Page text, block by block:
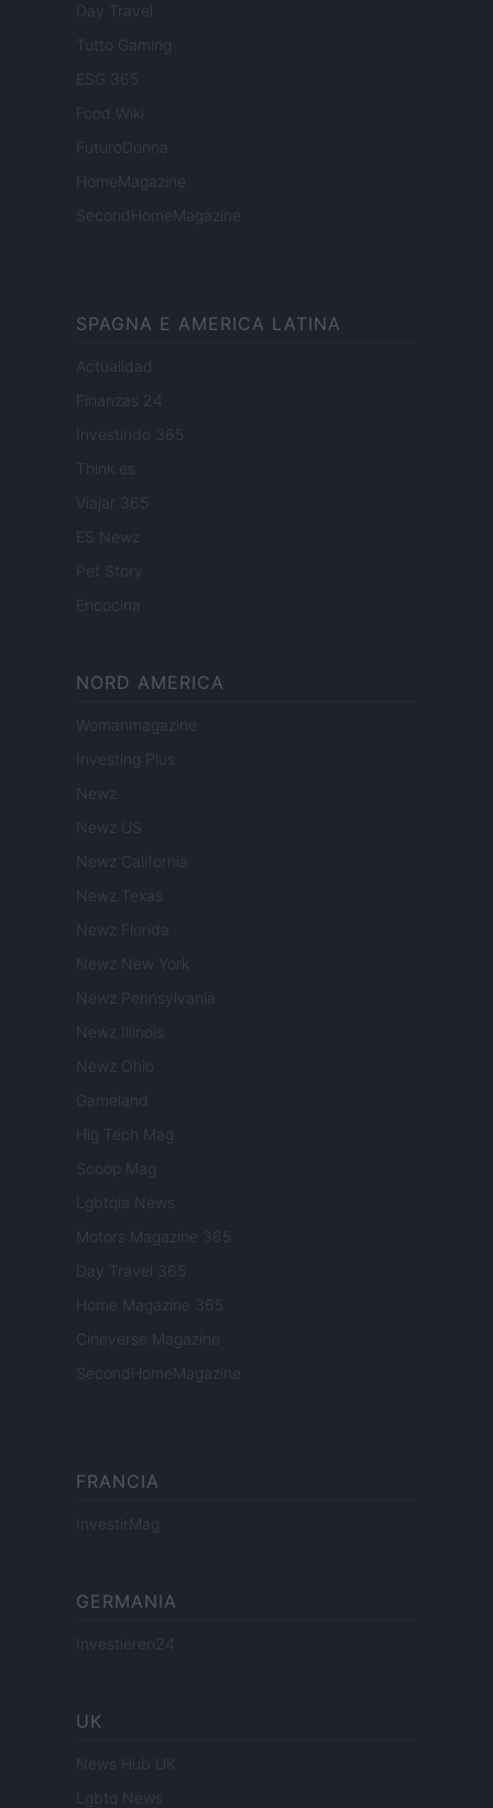
Day Travel
Tutto Gaming
ESG 365
Food Wiki
FuturoDonna
HomeMagazine
SecondHomeMagazine
SPAGNA E AMERICA LATINA
Actualidad
Finanzas 24
Investindo 365
Think.es
Viajar 365
ES Newz
Pet Story
Encocina
NORD AMERICA
Womanmagazine
Investing Plus
Newz
Newz US
Newz California
Newz Texas
Newz Florida
Newz New York
Newz Pennsylvania
Newz Illinois
Newz Ohio
Gameland
Hig Tech Mag
Scoop Mag
Lgbtqia News
Motors Magazine 365
Day Travel 365
Home Magazine 365
Cineverse Magazine
SecondHomeMagazine
FRANCIA
InvestirMag
GERMANIA
Investieren24
UK
News Hub UK
Lgbtq News